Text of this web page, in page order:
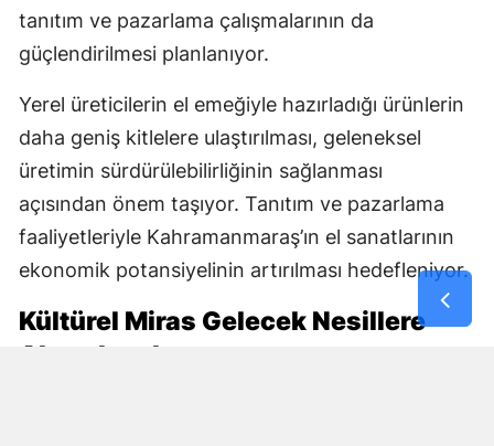
tanıtım ve pazarlama çalışmalarının da
güçlendirilmesi planlanıyor.
Yerel üreticilerin el emeğiyle hazırladığı ürünlerin
daha geniş kitlelere ulaştırılması, geleneksel
üretimin sürdürülebilirliğinin sağlanması
açısından önem taşıyor. Tanıtım ve pazarlama
faaliyetleriyle Kahramanmaraş’ın el sanatlarının
ekonomik potansiyelinin artırılması hedefleniyor.
Kültürel Miras Gelecek Nesillere
Aktarılacak